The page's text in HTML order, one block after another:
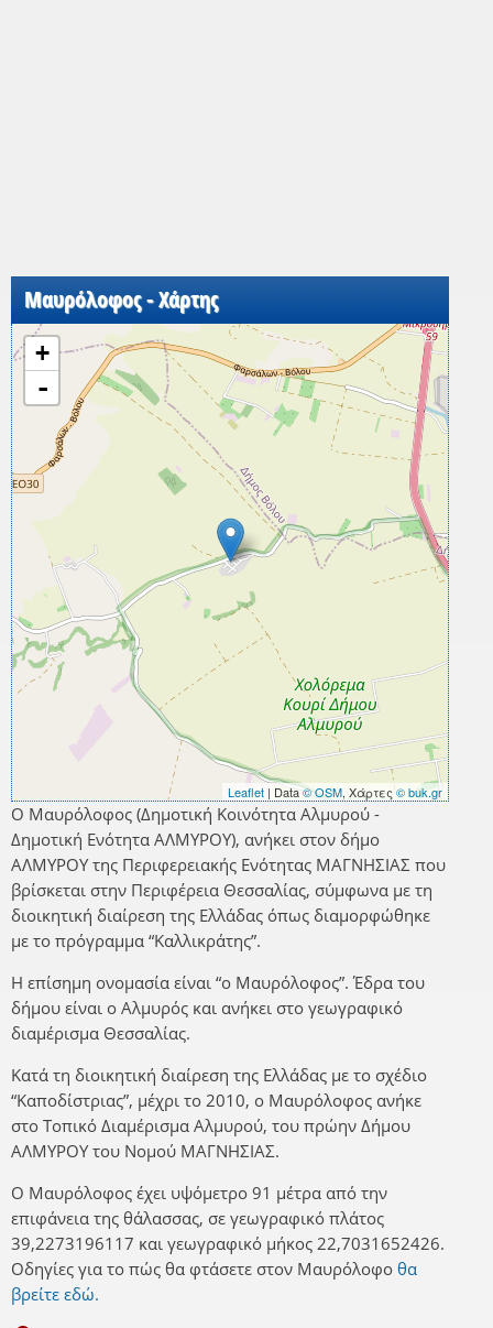
Μαυρόλοφος - Χάρτης
+
-
Leaflet | Data© OSM, Χάρτες© buk.gr
Ο Μαυρόλοφος (Δημοτική Κοινότητα Αλμυρού -
Δημοτική Ενότητα ΑΛΜΥΡΟΥ), ανήκει στον δήμο
ΑΛΜΥΡΟΥ της Περιφερειακής Ενότητας ΜΑΓΝΗΣΙΑΣ που
βρίσκεται στην Περιφέρεια Θεσσαλίας, σύμφωνα με τη
διοικητική διαίρεση της Ελλάδας όπως διαμορφώθηκε
με το πρόγραμμα “Καλλικράτης”.
Η επίσημη ονομασία είναι “ο Μαυρόλοφος”. Έδρα του
δήμου είναι ο Αλμυρός και ανήκει στο γεωγραφικό
διαμέρισμα Θεσσαλίας.
Κατά τη διοικητική διαίρεση της Ελλάδας με το σχέδιο
“Καποδίστριας”, μέχρι το 2010, ο Μαυρόλοφος ανήκε
στο Τοπικό Διαμέρισμα Αλμυρού, του πρώην Δήμου
ΑΛΜΥΡΟΥ του Νομού ΜΑΓΝΗΣΙΑΣ.
Ο Μαυρόλοφος έχει υψόμετρο 91 μέτρα από την
επιφάνεια της θάλασσας, σε γεωγραφικό πλάτος
39,2273196117 και γεωγραφικό μήκος 22,7031652426.
Οδηγίες για το πώς θα φτάσετε στον Μαυρόλοφο θα
βρείτε εδώ.